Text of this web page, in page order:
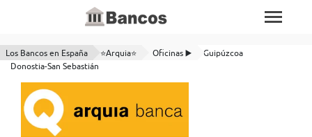
Los Bancos en España ⭐Arquia⭐ Oficinas ▶️
Guipúzcoa
Donostia-San Sebastián